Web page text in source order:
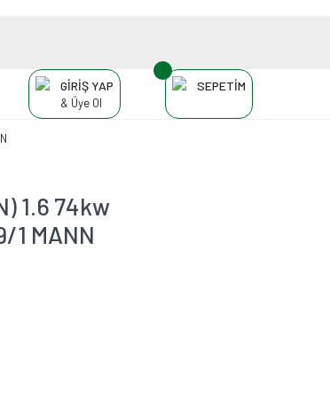
GİRİŞ YAP
& Üye Ol
SEPETİM
1.6 74kw
1 MANN